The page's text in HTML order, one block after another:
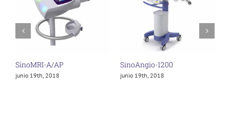
SinoMRI-A/AP
junio 19th, 2018
SinoAngio-1200
junio 19th, 2018